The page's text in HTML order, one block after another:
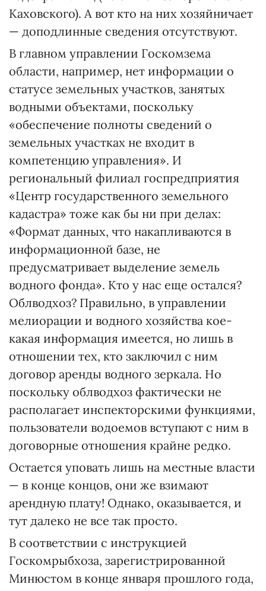
Каховского). А вот кто на них хозяйничает
— доподлинные сведения отсутствуют.
В главном управлении Госкомзема
области, например, нет информации о
статусе земельных участков, занятых
водными объектами, поскольку
«обеспечение полноты сведений о
земельных участках не входит в
компетенцию управления». И
региональный филиал госпредприятия
«Центр государственного земельного
кадастра» тоже как бы ни при делах:
«Формат данных, что накапливаются в
информационной базе, не
предусматривает выделение земель
водного фонда». Кто у нас еще остался?
Облводхоз? Правильно, в управлении
мелиорации и водного хозяйства кое-
какая информация имеется, но лишь в
отношении тех, кто заключил с ним
договор аренды водного зеркала. Но
поскольку облводхоз фактически не
располагает инспекторскими функциями,
пользователи водоемов вступают с ним в
договорные отношения крайне редко.
Остается уповать лишь на местные власти
— в конце концов, они же взимают
арендную плату! Однако, оказывается, и
тут далеко не все так просто.
В соответствии с инструкцией
Госкомрыбхоза, зарегистрированной
Минюстом в конце января прошлого года,